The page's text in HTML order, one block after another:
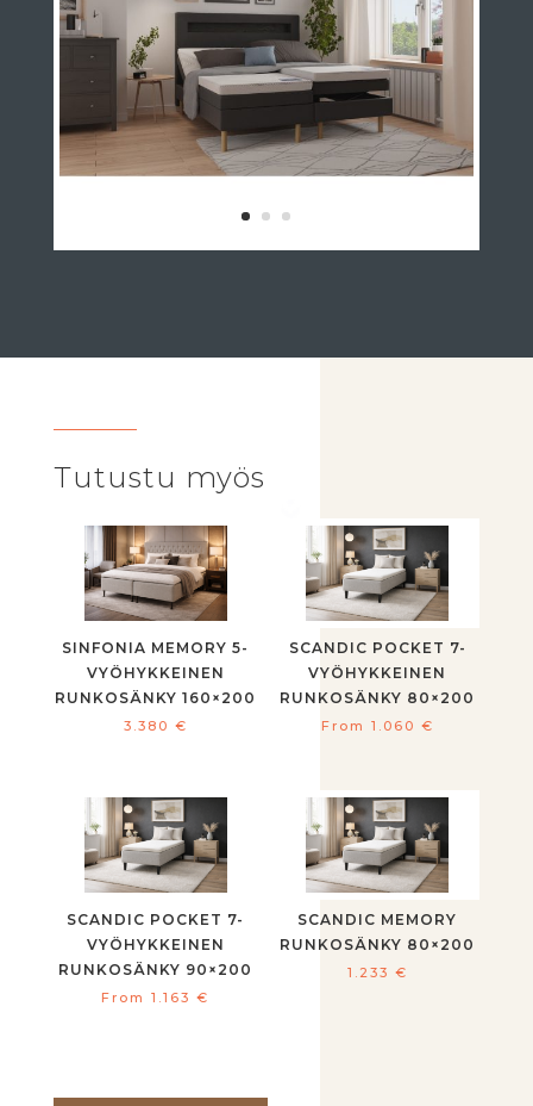
Tutustu myös
SINFONIA MEMORY 5-
VYÖHYKKEINEN
RUNKOSÄNKY 160×200
3.380 €
SCANDIC POCKET 7-
VYÖHYKKEINEN
RUNKOSÄNKY 80×200
From 1.060 €
SCANDIC POCKET 7-
VYÖHYKKEINEN
RUNKOSÄNKY 90×200
From 1.163€
SCANDIC MEMORY
RUNKOSÄNKY 80×200
1.233 €